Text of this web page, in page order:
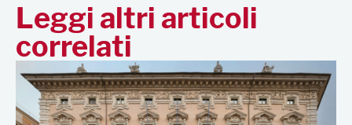
Leggi altri articoli
correlati